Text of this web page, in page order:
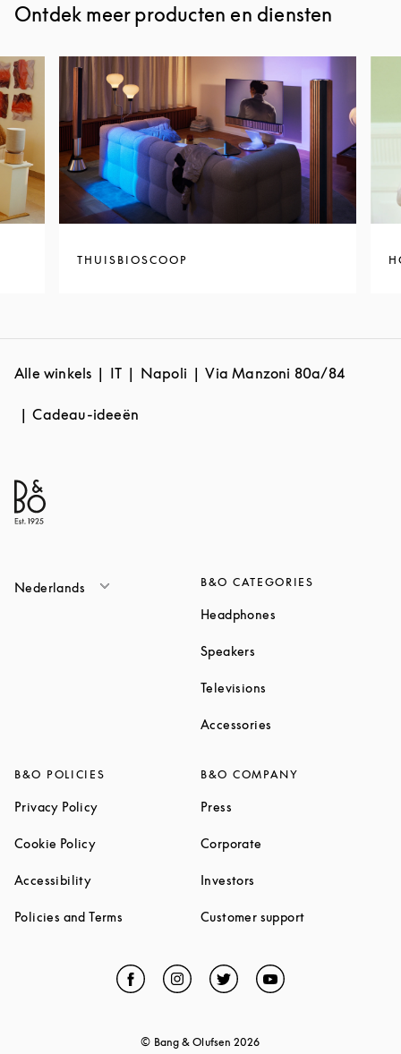
Ontdek meer producten en diensten
THUISBIOSCOOP
Alle winkels IT Napoli Via Manzoni 80a/84
Cadeau-ideeën
Nederlands B&O CATEGORIES
Headphones
Speakers
Televisions
Accessories
B&O POLICIES
Privacy PolicyLink Opens in New Tab
Cookie PolicyLink Opens in New Tab
AccessibilityLink Opens in New Tab
Policies and Terms Link Opens in New Tab
B&O COMPANY
Press
Corporate
Investors
Customer supportLink Opens in
Facebook
Link Opens in New Tab
Instagram
Link Opens in New Tab
TwitterLink Opens in New Tab
YouTubeLink Opens in
© Bang & Olufsen2026